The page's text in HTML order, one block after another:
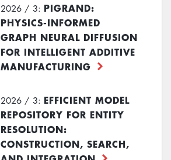
2026 / 3: PIGRAND:
PHYSICS-INFORMED
GRAPH NEURAL DIFFUSION
FOR INTELLIGENT ADDITIVE
MANUFACTURING
2026 / 3: EFFICIENT MODEL
REPOSITORY FOR ENTITY
RESOLUTION:
CONSTRUCTION, SEARCH,